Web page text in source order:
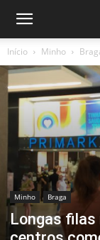
Início Minho
Minho Braga
Longas filas